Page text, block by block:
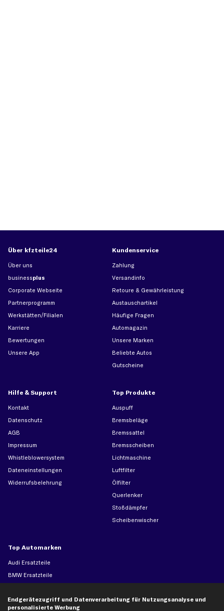
Über kfzteile24
Über uns
businessplus
Corporate Webseite
Partnerprogramm
Werkstätten/Filialen
Karriere
Bewertungen
Unsere App
Kundenservice
Zahlung
Versandinfo
Retoure & Gewährleistung
Austauschartikel
Häufige Fragen
Automagazin
Unsere Marken
Beliebte Autos
Gutscheine
Hilfe & Support
Kontakt
Datenschutz
AGB
Impressum
Whistleblowersystem
Dateneinstellungen
Widerrufsbelehrung
Top Produkte
Auspuff
Bremsbeläge
Bremssattel
Bremsscheiben
Lichtmaschine
Luftfilter
Ölfilter
Querlenker
Stoßdämpfer
Scheibenwischer
Top Automarken
Audi Ersatzteile
BMW Ersatzteile
Mercedes-Benz Ersatzteile
Endgerätezugriff und Datenverarbeitung für Nutzungsanalyse und
personalisierte Werbung